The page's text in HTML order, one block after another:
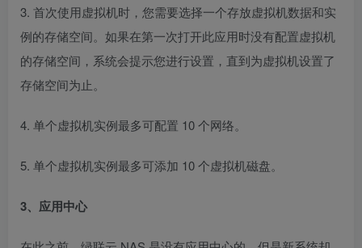
3. 首次使用虚拟机时，您需要选择一个存放虚拟机数据和实
例的存储空间。如果在第一次打开此应用时没有配置虚拟机
的存储空间，系统会提示您进行设置，直到为虚拟机设置了
存储空间为止。
4. 单个虚拟机实例最多可配置 10 个网络。
5. 单个虚拟机实例最多可添加 10 个虚拟机磁盘。
3、应用中心